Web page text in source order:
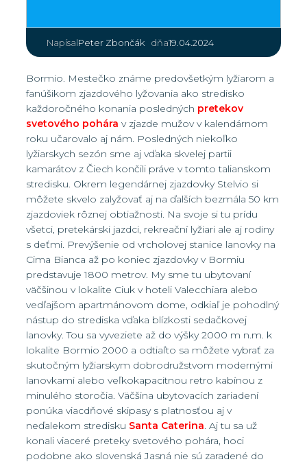
NapísalPeter Zbončák dňa19.04.2024
Bormio. Mestečko známe predovšetkým lyžiarom a
fanúšikom zjazdového lyžovania ako stredisko
každoročného konania posledných pretekov
svetového pohára v zjazde mužov v kalendárnom
roku učarovalo aj nám. Posledných niekoľko
lyžiarskych sezón sme aj vďaka skvelej partii
kamarátov z Čiech končili práve v tomto talianskom
stredisku. Okrem legendárnej zjazdovky Stelvio si
môžete skvelo zalyžovať aj na ďalších bezmála 50 km
zjazdoviek rôznej obtiažnosti. Na svoje si tu prídu
všetci, pretekárski jazdci, rekreační lyžiari ale aj rodiny
s deťmi. Prevýšenie od vrcholovej stanice lanovky na
Cima Bianca až po koniec zjazdovky v Bormiu
predstavuje 1800 metrov. My sme tu ubytovaní
väčšinou v lokalite Ciuk v hoteli Valecchiara alebo
vedľajšom apartmánovom dome, odkiaľ je pohodlný
nástup do strediska vďaka blízkosti sedačkovej
lanovky. Tou sa vyveziete až do výšky 2000 m n.m. k
lokalite Bormio 2000 a odtiaľto sa môžete vybrať za
skutočným lyžiarskym dobrodružstvom modernými
lanovkami alebo veľkokapacitnou retro kabínou z
minulého storočia. Väčšina ubytovacích zariadení
ponúka viacdňové skipasy s platnosťou aj v
neďalekom stredisku Santa Caterina. Aj tu sa už
konali viaceré preteky svetového pohára, hoci
podobne ako slovenská Jasná nie sú zaradené do